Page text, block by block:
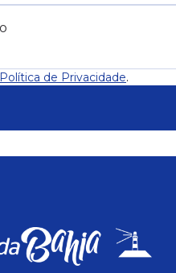
Política de Privacidade.